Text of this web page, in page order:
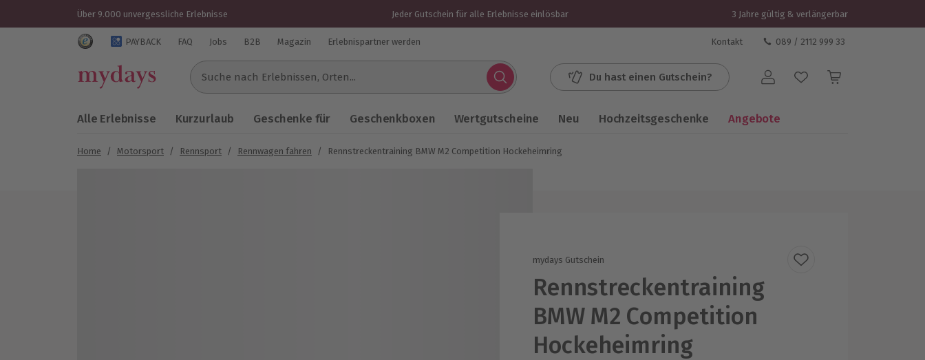
Über 9.000 unvergessliche Erlebnisse Jeder Gutschein für alle Erlebnisse einlösbar 3 Jahre gültig & verlängerbar
Trustedshops Bewertungen für mydays.de
PAYBACK FAQ Jobs B2B Magazin Erlebnispartner werden Kontakt 089 / 2112 999 33
Suche nach Erlebnissen...
Du hast einen Gutschein? Benutzerkonto
Alle Erlebnisse Kurzurlaub Geschenke für Geschenkboxen Wertgutscheine Neu Hochzeitsgeschenke Angebote
Home / Motorsport / Rennsport / Rennwagen fahren / Rennstreckentraining BMW M2 Competition Hockeheimring
mydays Gutschein
Rennstreckentraining
BMW M2 Competition
Hockeheimring